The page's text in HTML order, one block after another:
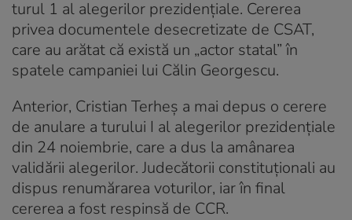
turul 1 al alegerilor prezidențiale. Cererea
privea documentele desecretizate de CSAT,
care au arătat că există un „actor statal” în
spatele campaniei lui Călin Georgescu.
Anterior, Cristian Terheș a mai depus o cerere
de anulare a turului I al alegerilor prezidențiale
din 24 noiembrie, care a dus la amânarea
validării alegerilor. Judecătorii constituționali au
dispus renumărarea voturilor, iar în final
cererea a fost respinsă de CCR.